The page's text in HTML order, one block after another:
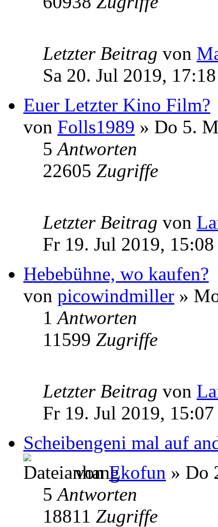
Letzter Beitrag von
Sa 20. Jul 2019, 17:18
Euer Letzter Kino Film?
von Folls1989 » Do 5.
5Antworten
22605 Zugriffe
Letzter Beitrag von
Fr 19. Jul 2019, 15:08
Hebebühne, wo kaufen?
von picowindmiller »
1Antworten
11599 Zugriffe
Letzter Beitrag von
Fr 19. Jul 2019, 15:07
Scheibengeni mal auf
vonEkofun » Do
5Antworten
18811 Zugriffe